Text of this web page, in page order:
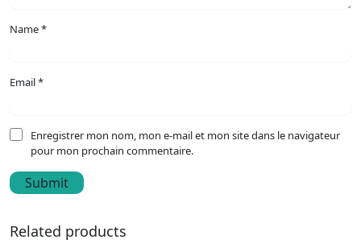
Name*
Email*
Enregistrer mon nom, mon e-mail et mon site dans le navigateur
pour mon prochain commentaire.
Related products